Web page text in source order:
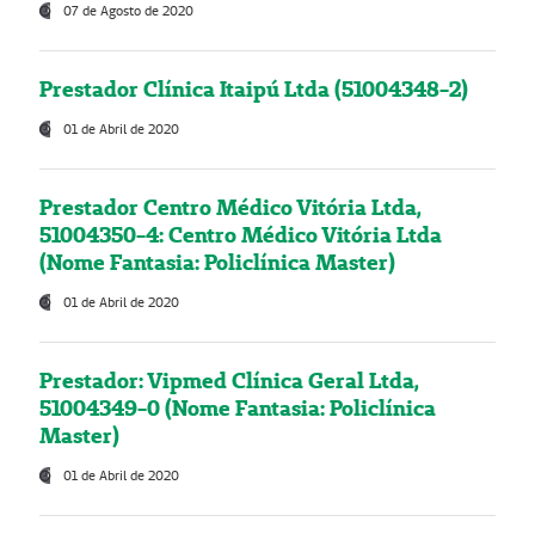
07 de Agosto de 2020
Prestador Clínica Itaipú Ltda (51004348-2)
01 de Abril de 2020
Prestador Centro Médico Vitória Ltda,
51004350-4: Centro Médico Vitória Ltda
(Nome Fantasia: Policlínica Master)
01 de Abril de 2020
Prestador: Vipmed Clínica Geral Ltda,
51004349-0 (Nome Fantasia: Policlínica
Master)
01 de Abril de 2020